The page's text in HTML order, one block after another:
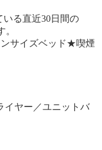
る直近30日間の
ンサイズベッド★喫煙
イヤー／ユニットバ